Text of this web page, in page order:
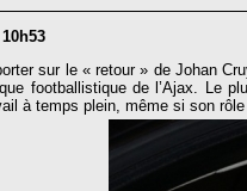
sur le « retour » de Johan
footballistique de l’Ajax. Le
à temps plein, même si son